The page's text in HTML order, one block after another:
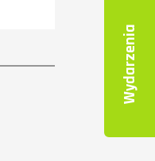
Wydarzenia